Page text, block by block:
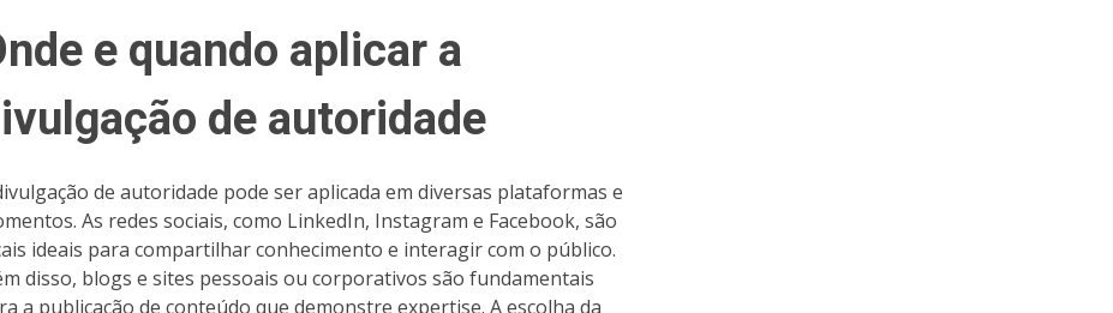
e quando aplicar a
de autoridade
de autoridade pode ser aplicada em diversas plataformas e
As redes sociais, como LinkedIn, Instagram e Facebook, são
ideais para compartilhar conhecimento e interagir com o público.
disso, blogs e sites pessoais ou corporativos são fundamentais
a publicação de conteúdo que demonstre expertise. A escolha da